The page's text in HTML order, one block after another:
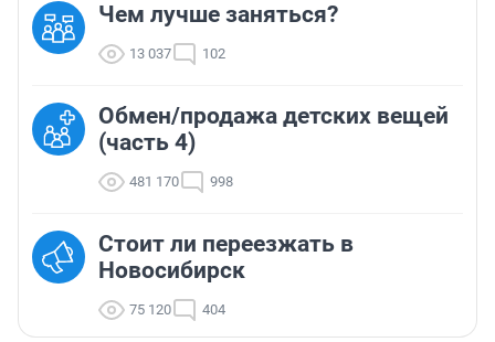
Чем лучше заняться?
13 037 102
Обмен/продажа детских вещей
(часть 4)
481 170 998
Стоит ли переезжать в
Новосибирск
75 120 404